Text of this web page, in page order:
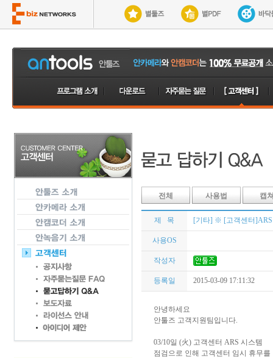
전체 사용법 캡
제 목 [기타] ※ [고객센터]ARS
사용OS
작성자
등록일 2015-03-09 17:11:32
안녕하세요
안툴즈 고객지원팀입니다.
03/10일 (火) 고객센터 ARS 시스템
점검으로 인해 고객센터 임시 휴무를